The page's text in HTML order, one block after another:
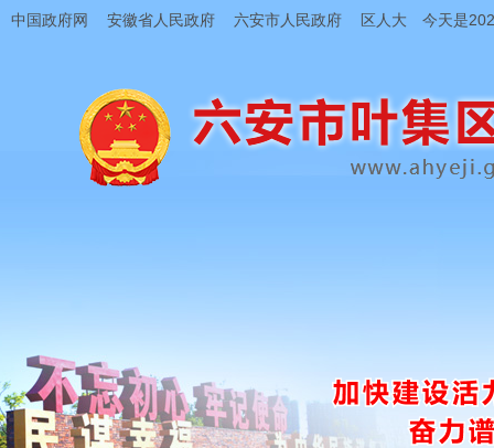
中国政府网 安徽省人民政府 六安市人民政府 区人大 今天是